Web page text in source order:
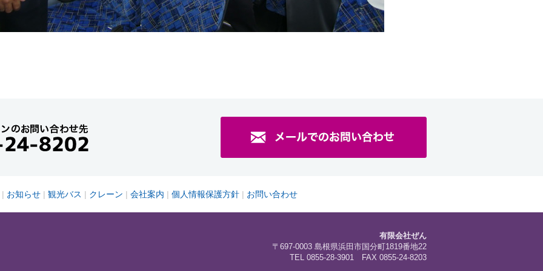
お知らせ 観光バス クレーン 会社案内 個人情報保護方針 お問い合わせ
有限会社ぜん
〒697-0003 島根県浜田市国分町1819番地22
TEL 0855-28-3901 FAX 0855-24-8203